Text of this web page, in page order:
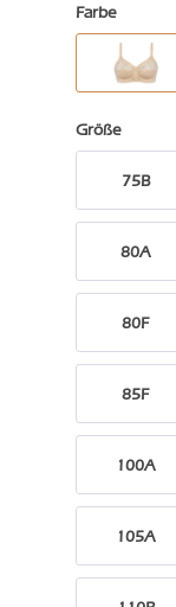
Farbe
Größe
75B
80A
80F
85F
100A
105A